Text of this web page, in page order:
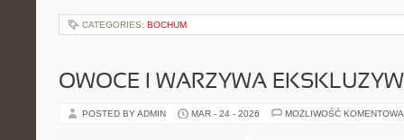
CATEGORIES: BOCHUM
OWOCE I WARZYWA
POSTED BY ADMIN MAR - 24 - 2026 MOŻLIWOŚĆ